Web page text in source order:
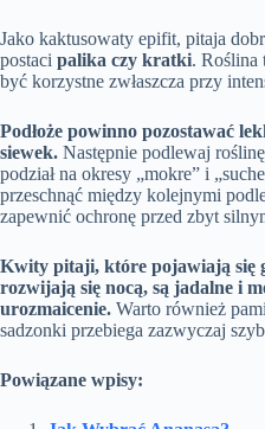
Jako kaktusowaty epifit, pitaja
postaci palika czy kratki. Roślina
być korzystne zwłaszcza przy
Podłoże powinno pozostawać
siewek. Następnie podlewaj
podział na okresy „mokre” i
przeschnąć między kolejnymi
zapewnić ochronę przed zbyt
Kwity pitaji, które pojawiają się
rozwijają się nocą, są jadalne i
urozmaicenie. Warto również
sadzonki przebiega zazwyczaj
Powiązane wpisy: